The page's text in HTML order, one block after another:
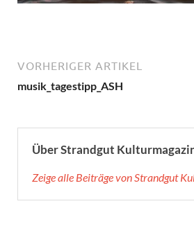
VORHERIGER ARTIKEL
musik_tagestipp_ASH
Über Strandgut
Zeige alle Beiträge von Strandgut